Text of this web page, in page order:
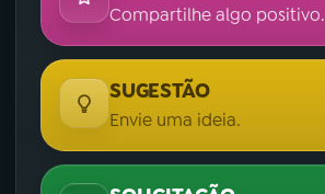
Compartilhe algo positivo.
SUGESTÃO
Envie uma ideia.